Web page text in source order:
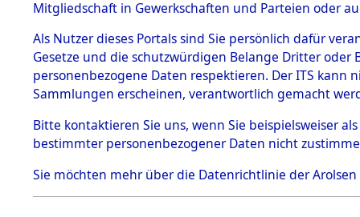
1.
mente
5. Verschiedenes
5.3
Todesmärsche
5.3.1 Alliierte
Erhebungen
zu
Todesmärsch
en
5.3.2
Dead -
Branch -
Mitgliedschaft in Gewerkschaften und Parteien oder
Als Nutzer dieses Portals sind Sie persönlich dafür
Gesetze und die schutzwürdigen Belange Dritter
personenbezogene Daten respektieren. Der ITS
Sammlungen erscheinen, verantwortlich gemacht
Bitte kontaktieren Sie uns, wenn Sie beispielsweiser
bestimmter personenbezogener Daten nicht
Sie möchten mehr über die Datenrichtlinie der Arolsen